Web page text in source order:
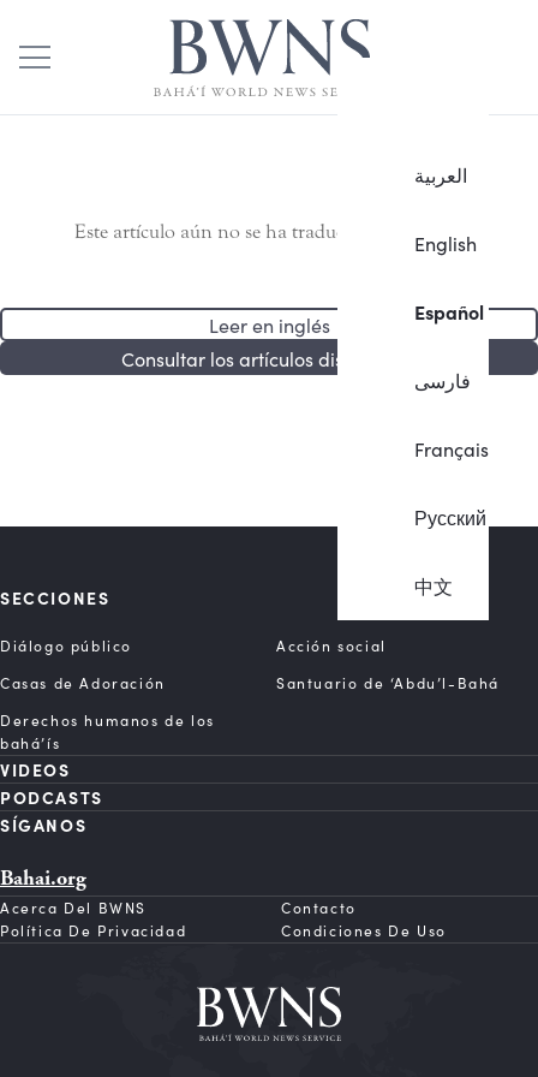
العربية
English
Español
فارسی
Français
Русский
中文
Este artículo aún no se ha traducido al español.
Leer en inglés
Consultar los artículos disponibles
SECCIONES
Diálogo público
Acción social
Casas de Adoración
Santuario de ‘Abdu’l-Bahá
Derechos humanos de los
bahá’ís
VIDEOS
PODCASTS
SÍGANOS
Bahai.org
Acerca Del BWNS
Contacto
Política De Privacidad
Condiciones De Uso